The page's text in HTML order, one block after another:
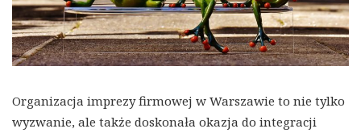
Organizacja imprezy firmowej w Warszawie to nie tylko
wyzwanie, ale także doskonała okazja do integracji